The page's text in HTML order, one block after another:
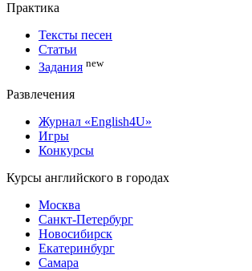
Практика
Тексты песен
Статьи
Задания new
Развлечения
Журнал «English4U»
Игры
Конкурсы
Курсы английского в городах
Москва
Санкт-Петербург
Новосибирск
Екатеринбург
Самара